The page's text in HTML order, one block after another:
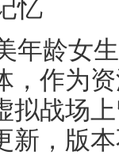
忆
年龄女
，作为
拟战场
新，版